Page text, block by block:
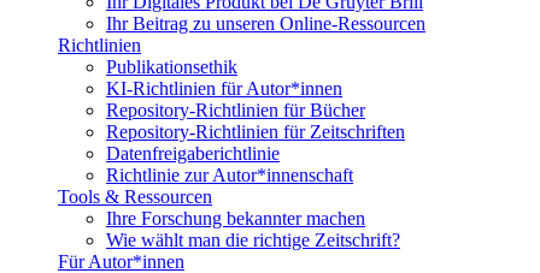
Ihr Beitrag zu unseren Online-Ressourcen
Richtlinien
Publikationsethik
KI-Richtlinien für Autor*innen
Repository-Richtlinien für Bücher
Repository-Richtlinien für Zeitschriften
Datenfreigaberichtlinie
Richtlinie zur Autor*innenschaft
Tools & Ressourcen
Ihre Forschung bekannter machen
Wie wählt man die richtige Zeitschrift?
Für Autor*innen